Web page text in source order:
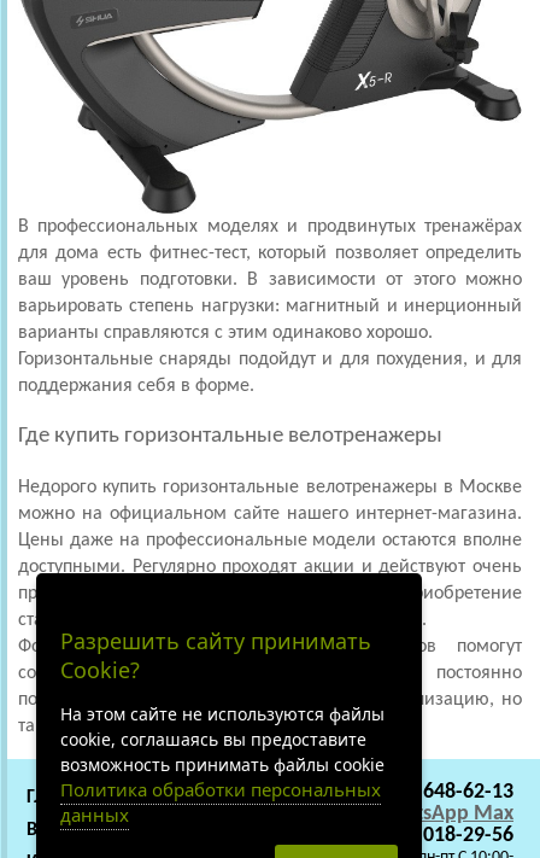
В профессиональных моделях и продвинутых тренажёрах
для дома есть фитнес-тест, который позволяет определить
ваш уровень подготовки. В зависимости от этого можно
варьировать степень нагрузки: магнитный и инерционный
варианты справляются с этим одинаково хорошо.
Горизонтальные снаряды подойдут и для похудения, и для
поддержания себя в форме.
Где купить горизонтальные велотренажеры
Недорого купить горизонтальные велотренажеры в Москве
можно на официальном сайте нашего интернет-магазина.
Цены даже на профессиональные модели остаются вполне
доступными. Регулярно проходят акции и действуют очень
приятные скидки, благодаря чему приобретение
становится не только полезным, но и выгодным.
Фотографии инвентаря и отзывы клиентов помогут
сориентироваться в ассортименте. Каталог постоянно
пополняется. Мы осуществляем не только реализацию, но
также доставку и сборку устройств.
+7 (495) 648-62-13
WhatsApp Max
+7 (919) 018-29-56
ГЛАВНАЯ
СОТРУДНИЧЕСТВО
ВАКАНСИИ
Разрешить сайту принимать
Cookie?
На этом сайте не используются файлы
cookie, соглашаясь вы предоставите
возможность принимать файлы cookie
Политика обработки персональных
данных